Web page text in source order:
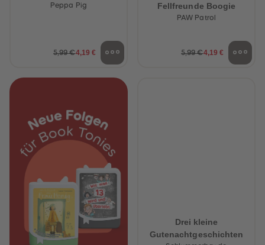
Peppa Pig
5,99 €4,19 €
Fellfreunde Boogie
PAW Patrol
5,99 €4,19 €
Drei kleine
Gutenachtgeschichten